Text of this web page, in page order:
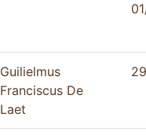
Guilielmus
Franciscus De
Laet